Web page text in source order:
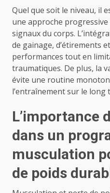
Quel que soit le niveau, il
une approche
signaux du corps.
de gainage, d’étirements
performances tout en
traumatiques. De plus, la
évite une routine
l’entraînement sur le long
L’importance
dans un
musculation
de poids